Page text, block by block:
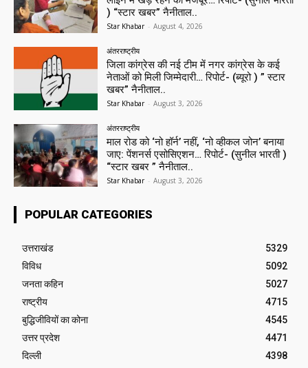
) “स्टार खबर” नैनीताल..
Star Khabar - August 4, 2026
अंतरराष्ट्रीय
जिला कांग्रेस की नई टीम में नगर कांग्रेस के कई
नेताओं को मिली जिम्मेदारी… रिपोर्ट- (ब्यूरो ) ” स्टार
खबर” नैनीताल..
Star Khabar - August 3, 2026
अंतरराष्ट्रीय
माल रोड को ‘नो हॉर्न’ नहीं, ‘नो व्हीकल जोन’ बनाया
जाए: पेंशनर्स एसोसिएशन… रिपोर्ट- (सुनील भारती )
“स्टार खबर ” नैनीताल..
Star Khabar - August 3, 2026
POPULAR CATEGORIES
उत्तराखंड
5329
विविध
5092
जनता कहिन
5027
राष्ट्रीय
4715
बुद्धिजीवियों का कोना
4545
उत्तर प्रदेश
4471
दिल्ली
4398